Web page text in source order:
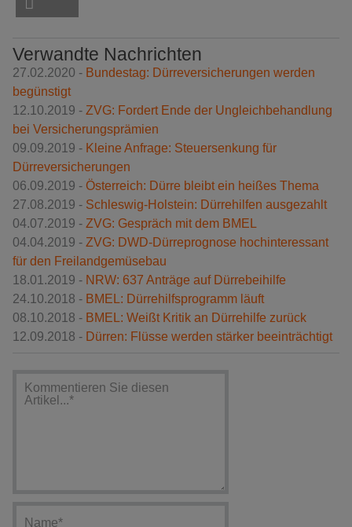
Verwandte Nachrichten
27.02.2020 - Bundestag: Dürreversicherungen werden
begünstigt
12.10.2019 - ZVG: Fordert Ende der Ungleichbehandlung
bei Versicherungsprämien
09.09.2019 - Kleine Anfrage: Steuersenkung für
Dürreversicherungen
06.09.2019 - Österreich: Dürre bleibt ein heißes Thema
27.08.2019 - Schleswig-Holstein: Dürrehilfen ausgezahlt
04.07.2019 - ZVG: Gespräch mit dem BMEL
04.04.2019 - ZVG: DWD-Dürreprognose hochinteressant
für den Freilandgemüsebau
18.01.2019 - NRW: 637 Anträge auf Dürrebeihilfe
24.10.2018 - BMEL: Dürrehilfsprogramm läuft
08.10.2018 - BMEL: Weißt Kritik an Dürrehilfe zurück
12.09.2018 - Dürren: Flüsse werden stärker beeinträchtigt